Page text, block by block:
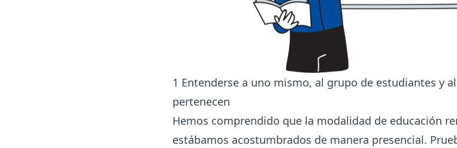
1 Entenderse a uno mismo, al grupo de estudiantes y al
pertenecen
Hemos comprendido que la modalidad de educación
estábamos acostumbrados de manera presencial.